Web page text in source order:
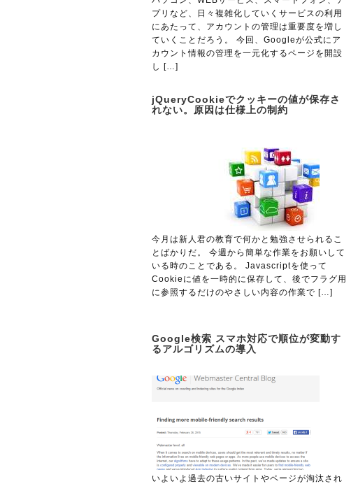
プリなど、日々複雑化していくサービスの利用
にあたって、アカウントの管理は重要度を増し
ていくことだろう。 今回、Googleが公式にア
カウント情報の管理を一元化するページを開設
し […]
jQueryCookieでクッキーの値が保存さ
れない。原因は仕様上の制約
今月は新人君の教育で何かと勉強させられるこ
とばかりだ。 今週から簡単な作業をお願いして
いる時のことである。 Javascriptを使って
Cookieに値を一時的に保存して、後でフラグ用
に参照するだけのやさしい内容の作業で […]
Google検索 スマホ対応で順位が変動す
るアルゴリズムの導入
いよいよ過去の古いサイトやページが淘汰され